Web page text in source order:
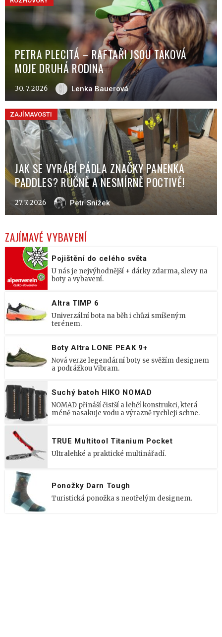
PETRA PLECITÁ – RAFTAŘI JSOU TAKOVÁ
MOJE DRUHÁ RODINA
30. 7. 2026 Lenka Bauerová
ZAJÍMAVOSTI
JAK SE VYRÁBÍ PÁDLA ZNAČKY PANENKA
PADDLES? RUČNĚ A NESMÍRNĚ POCTIVĚ!
27. 7. 2026 Petr Snížek
ZAJÍMAVÉ VYBAVENÍ
Pojištění do celého světa
U nás je nejvýhodnější + dárky zdarma, slevy na
boty a vybavení.
Altra TIMP 6
Univerzální bota na běh i chůzi smíšeným
terénem.
Boty Altra LONE PEAK 9+
Nová verze legendární boty se svěžím designem
a podrážkou Vibram.
Suchý batoh HIKO NOMAD
NOMAD přináší čistší a lehčí konstrukci, která
méně nasakuje vodu a výrazně rychleji schne.
TRUE Multitool Titanium Pocket
Ultralehké a praktické multinářadí.
Ponožky Darn Tough
Turistická ponožka s neotřelým designem.